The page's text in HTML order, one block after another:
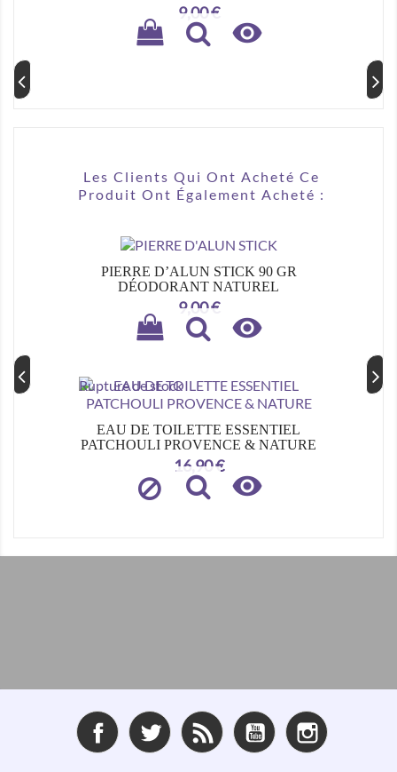
Prix
9,00 €

Les Clients Qui Ont Acheté Ce
Produit Ont Également Acheté :
PIERRE D’ALUN STICK 90 GR
DÉODORANT NATUREL
Prix
9,00 €

Rupture de stock
EAU DE TOILETTE ESSENTIEL
PATCHOULI PROVENCE & NATURE
Prix
16,90 €

Facebook Twitter Rss YouTube